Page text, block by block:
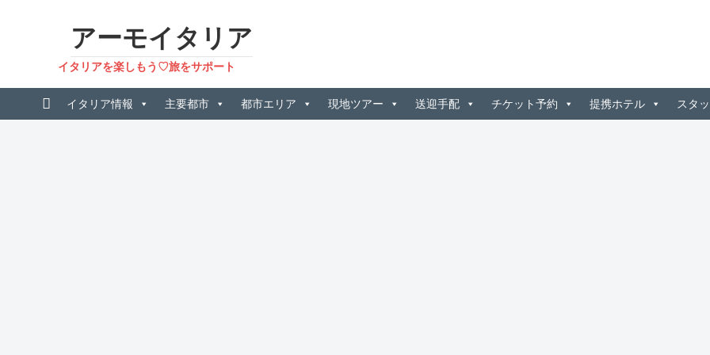
アーモイタリア
イタリアを楽しもう♡旅をサポート
イタリア情報 主要都市 都市エリア 現地ツアー 送迎手配 チケット予約 提携ホテル スタ